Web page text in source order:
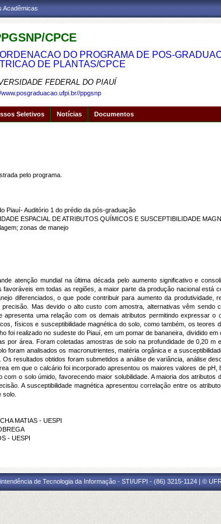
Acadêmicas
CPCE
DO PROGRAMA DE POS-
DE PLANTAS/CPCE
FEDERAL DO PIAUÍ
www.posgraduacao.ufpi.br//ppgsnp
Seletivos Notícias Documentos
pelo programa.
Piauí- Auditório 1 do prédio da pós-graduação
ESPACIAL DE ATRIBUTOS QUÍMICOS E SUSCEPTIBILIDADE
zonas de manejo
atenção mundial na última década pelo aumento significativo e
em todas as regiões, a maior parte da produção nacional está
diferenciados, o que pode contribuir para aumento da
Mas devido o alto custo com amostra, alternativas vêm
apresenta uma relação com os demais atributos permitindo expressar
físicos e susceptibilidade magnética do solo, como também, os
foi realizado no sudeste do Piauí, em um pomar de bananeira, dividido
por área. Foram coletadas amostras de solo na profundidade de 0,20
foram analisados os macronutrientes, matéria orgânica e a
resultados obtidos foram submetidos a análise de variância, análise
em que o calcário foi incorporado apresentou os maiores valores de
o solo úmido, favorecendo maior solubilidade. A maioria dos
A susceptibilidade magnética apresentou correlação entre os
solo.
MATIAS - UESPI
- UESPI
de Tecnologia da Informação - STI/UFPI - (86) 3215-1124 | ©